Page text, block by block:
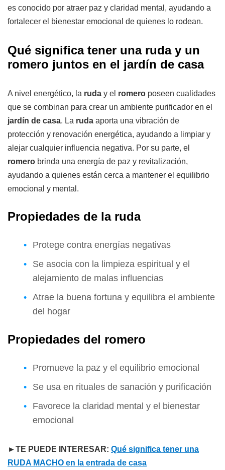
es conocido por atraer paz y claridad mental, ayudando a
fortalecer el bienestar emocional de quienes lo rodean.
Qué significa tener una ruda y un
romero juntos en el jardín de casa
A nivel energético, la ruda y el romero poseen cualidades
que se combinan para crear un ambiente purificador en el
jardín de casa. La ruda aporta una vibración de
protección y renovación energética, ayudando a limpiar y
alejar cualquier influencia negativa. Por su parte, el
romero brinda una energía de paz y revitalización,
ayudando a quienes están cerca a mantener el equilibrio
emocional y mental.
Propiedades de la ruda
Protege contra energías negativas
Se asocia con la limpieza espiritual y el
alejamiento de malas influencias
Atrae la buena fortuna y equilibra el ambiente
del hogar
Propiedades del romero
Promueve la paz y el equilibrio emocional
Se usa en rituales de sanación y purificación
Favorece la claridad mental y el bienestar
emocional
►TE PUEDE INTERESAR: Qué significa tener una
RUDA MACHO en la entrada de casa